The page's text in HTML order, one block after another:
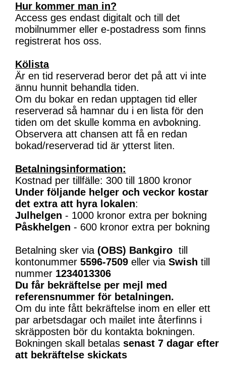
Hur kommer man in?
Access ges endast digitalt och till det
mobilnummer eller e-postadress som finns
registrerat hos oss.
Kölista
Är en tid reserverad beror det på att vi inte
ännu hunnit behandla tiden.
Om du bokar en redan upptagen tid eller
reserverad så hamnar du i en lista för den
tiden om det skulle komma en avbokning.
Observera att chansen att få en redan
bokad/reserverad tid är ytterst liten.
Betalningsinformation:
Kostnad per tillfälle: 300 till 1800 kronor
Under följande helger och veckor kostar
det extra att hyra lokalen:
Julhelgen - 1000 kronor extra per bokning
Påskhelgen - 600 kronor extra per bokning
Betalning sker via (OBS) Bankgiro till
kontonummer 5596-7509 eller via Swish till
nummer 1234013306
Du får bekräftelse per mejl med
referensnummer för betalningen.
Om du inte fått bekräftelse inom en eller ett
par arbetsdagar och mailet inte återfinns i
skräpposten bör du kontakta bokningen.
Bokningen skall betalas senast 7 dagar efter
att bekräftelse skickats